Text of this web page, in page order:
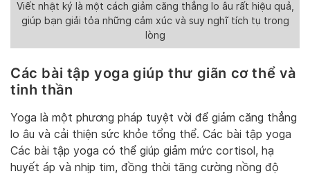
Viết nhật ký là một cách giảm căng thẳng lo âu rất hiệu quả,
giúp bạn giải tỏa những cảm xúc và suy nghĩ tích tụ trong
lòng
Các bài tập yoga giúp thư giãn cơ thể và
tinh thần
Yoga là một phương pháp tuyệt vời để giảm căng thẳng
lo âu và cải thiện sức khỏe tổng thể. Các bài tập yoga
Các bài tập yoga có thể giúp giảm mức cortisol, hạ
huyết áp và nhịp tim, đồng thời tăng cường nồng độ